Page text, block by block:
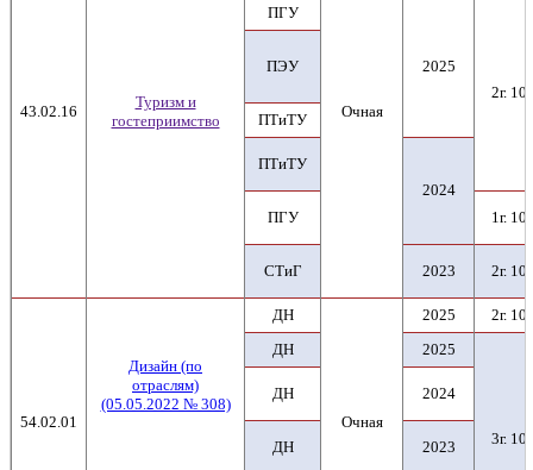
43.02.16
Туризм и
гостеприимство
Очная
ПГУ
2025
2г.
ПЭУ
ПТиТУ
ПТиТУ
2024
ПГУ
1г.
СТиГ 2023 2г.
54.02.01
Дизайн (по
отраслям)
(05.05.2022 № 308)
ДН
Очная
2025
2г.
ДН
2025
3г.
ДН 2024
ДН 2023